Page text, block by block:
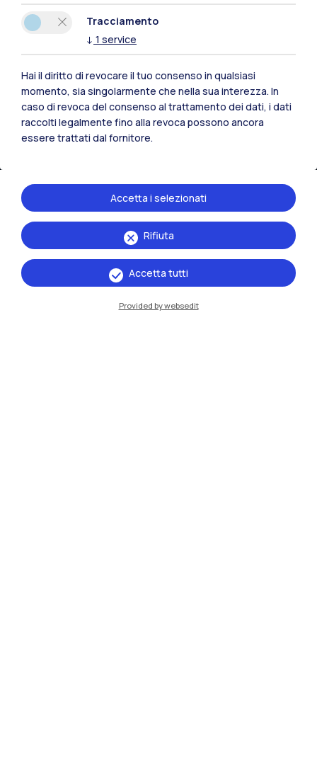
IT
Sedi
Milano Leonardo
Tracciamento
↓ 1 service
Hai il diritto di revocare il tuo consenso in qualsiasi
momento, sia singolarmente che nella sua interezza. In
caso di revoca del consenso al trattamento dei dati, i dati
raccolti legalmente fino alla revoca possono ancora
essere trattati dal fornitore.
Rifiuta
Accetta i selezionati
Accetta tutti
Provided by websedit